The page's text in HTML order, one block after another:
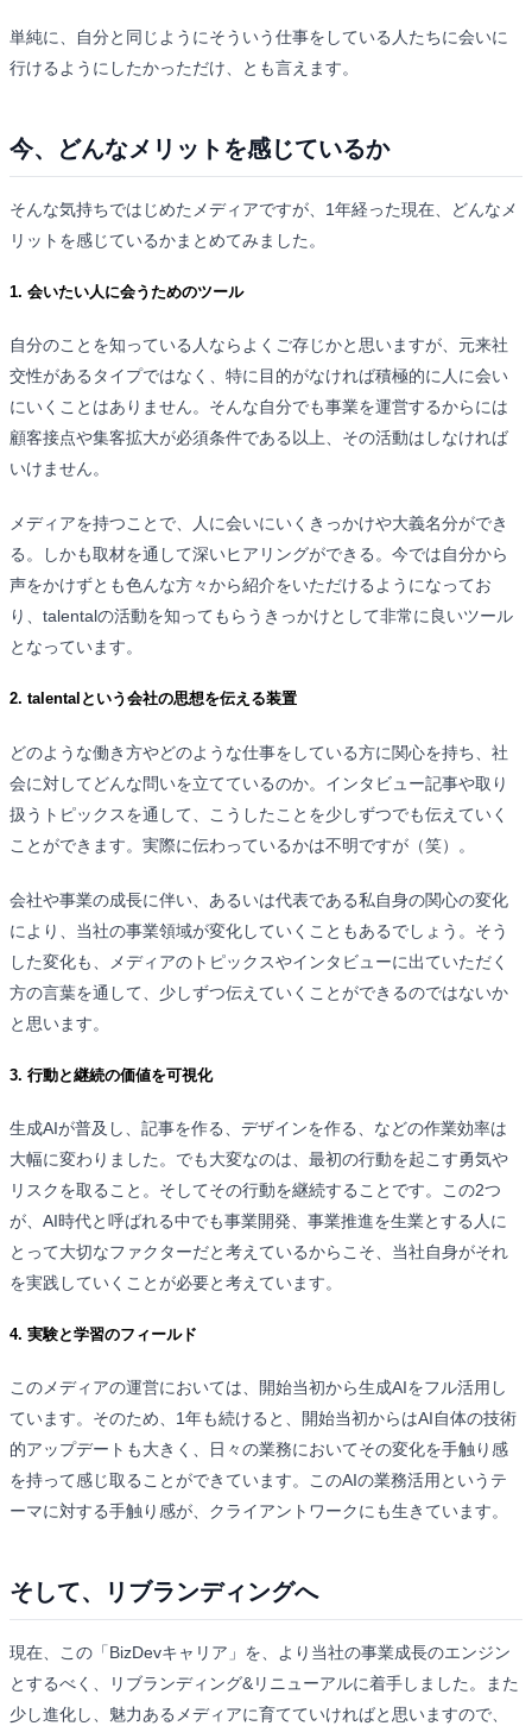
単純に、自分と同じようにそういう仕事をしている人たちに会いに
行けるようにしたかっただけ、とも言えます。
今、どんなメリットを感じているか
そんな気持ちではじめたメディアですが、1年経った現在、どんなメ
リットを感じているかまとめてみました。
1. 会いたい人に会うためのツール
自分のことを知っている人ならよくご存じかと思いますが、元来社
交性があるタイプではなく、特に目的がなければ積極的に人に会い
にいくことはありません。そんな自分でも事業を運営するからには
顧客接点や集客拡大が必須条件である以上、その活動はしなければ
いけません。
メディアを持つことで、人に会いにいくきっかけや大義名分ができ
る。しかも取材を通して深いヒアリングができる。今では自分から
声をかけずとも色んな方々から紹介をいただけるようになってお
り、talentalの活動を知ってもらうきっかけとして非常に良いツール
となっています。
2. talentalという会社の思想を伝える装置
どのような働き方やどのような仕事をしている方に関心を持ち、社
会に対してどんな問いを立てているのか。インタビュー記事や取り
扱うトピックスを通して、こうしたことを少しずつでも伝えていく
ことができます。実際に伝わっているかは不明ですが（笑）。
会社や事業の成長に伴い、あるいは代表である私自身の関心の変化
により、当社の事業領域が変化していくこともあるでしょう。そう
した変化も、メディアのトピックスやインタビューに出ていただく
方の言葉を通して、少しずつ伝えていくことができるのではないか
と思います。
3. 行動と継続の価値を可視化
生成AIが普及し、記事を作る、デザインを作る、などの作業効率は
大幅に変わりました。でも大変なのは、最初の行動を起こす勇気や
リスクを取ること。そしてその行動を継続することです。この2つ
が、AI時代と呼ばれる中でも事業開発、事業推進を生業とする人に
とって大切なファクターだと考えているからこそ、当社自身がそれ
を実践していくことが必要と考えています。
4. 実験と学習のフィールド
このメディアの運営においては、開始当初から生成AIをフル活用し
ています。そのため、1年も続けると、開始当初からはAI自体の技術
的アップデートも大きく、日々の業務においてその変化を手触り感
を持って感じ取ることができています。このAIの業務活用というテ
ーマに対する手触り感が、クライアントワークにも生きています。
そして、リブランディングへ
現在、この「BizDevキャリア」を、より当社の事業成長のエンジン
とするべく、リブランディング&リニューアルに着手しました。また
少し進化し、魅力あるメディアに育てていければと思いますので、